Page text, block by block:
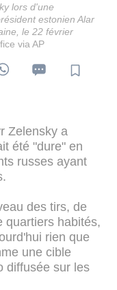
lors d'une
estonien Alar
le 22 février
via AP
Zelensky a
été "dure" en
russes ayant
des tirs, de
quartiers habités,
rien que
une cible
diffusée sur les